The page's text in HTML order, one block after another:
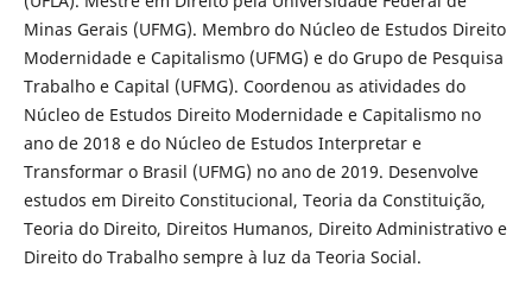
Minas Gerais (UFMG). Membro do Núcleo de Estudos Direito
Modernidade e Capitalismo (UFMG) e do Grupo de Pesquisa
Trabalho e Capital (UFMG). Coordenou as atividades do
Núcleo de Estudos Direito Modernidade e Capitalismo no
ano de 2018 e do Núcleo de Estudos Interpretar e
Transformar o Brasil (UFMG) no ano de 2019. Desenvolve
estudos em Direito Constitucional, Teoria da Constituição,
Teoria do Direito, Direitos Humanos, Direito Administrativo e
Direito do Trabalho sempre à luz da Teoria Social.